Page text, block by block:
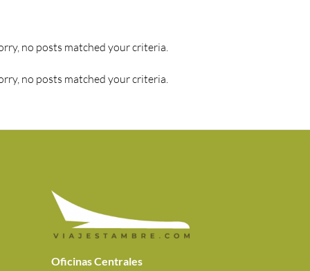
no posts matched your criteria.
no posts matched your criteria.
Oficinas Centrales